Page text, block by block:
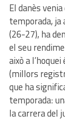
El danès
temporada,
(26-27), ha
el seu
això a
(millors
que ha
temporada:
la carrera del